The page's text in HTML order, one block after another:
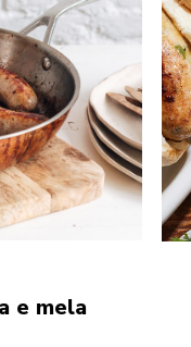
e mela